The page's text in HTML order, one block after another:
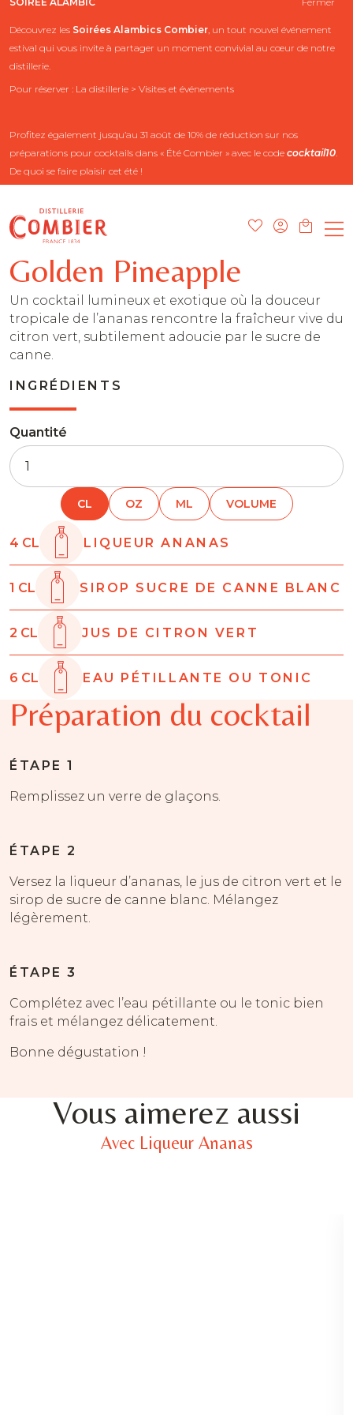
Découvrez les Soirées Alambics Combier, un tout nouvel événement
estival qui vous invite à partager un moment convivial au cœur de notre
distillerie.
Pour réserver : La distillerie > Visites et événements
Profitez également jusqu’au 31 août de 10% de réduction sur nos
préparations pour cocktails dans « Été Combier » avec le code cocktail10.
De quoi se faire plaisir cet été !
Golden Pineapple
Un cocktail lumineux et exotique où la douceur
tropicale de l’ananas rencontre la fraîcheur vive du
citron vert, subtilement adoucie par le sucre de
canne.
INGRÉDIENTS
Quantité
CL OZ ML VOLUME
4 CL LIQUEUR ANANAS
1 CL SIROP SUCRE DE CANNE BLANC
2 CL JUS DE CITRON VERT
6 CL EAU PÉTILLANTE OU TONIC
Préparation du cocktail
ÉTAPE 1
Remplissez un verre de glaçons.
ÉTAPE 2
Versez la liqueur d’ananas, le jus de citron vert et le
sirop de sucre de canne blanc. Mélangez
légèrement.
ÉTAPE 3
Complétez avec l’eau pétillante ou le tonic bien
frais et mélangez délicatement.
Bonne dégustation !
Vous aimerez aussi
Avec Liqueur Ananas